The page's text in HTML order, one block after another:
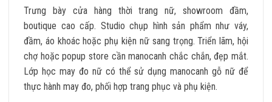
Trưng bày cửa hàng thời trang nữ, showroom đầm,
boutique cao cấp. Studio chụp hình sản phẩm như váy,
đầm, áo khoác hoặc phụ kiện nữ sang trọng. Triển lãm, hội
chợ hoặc popup store cần manocanh chắc chắn, đẹp mắt.
Lớp học may đo nữ có thể sử dụng manocanh gỗ nữ để
thực hành may đo, phối hợp trang phục và phụ kiện.